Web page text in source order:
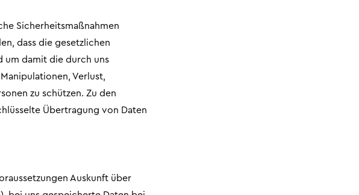
Sicherheitsmaßnahmen
dass die gesetzlichen
um damit die durch uns
Verlust,
zu schützen. Zu den
Übertragung von Daten
Auskunft über